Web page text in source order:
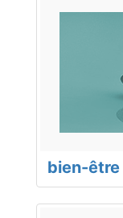
bien-être